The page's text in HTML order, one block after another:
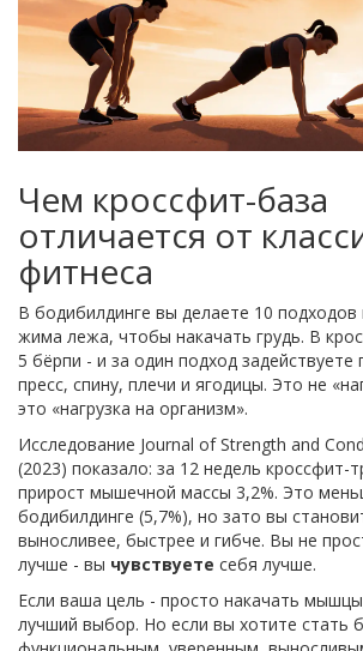
Чем кроссфит-база
отличается от
фитнеса
В бодибилдинге вы делаете 10
жима лежа, чтобы накачать грудь. В
5 бёрпи - и за один подход задействуете
пресс, спину, плечи и ягодицы. Это не
это «нагрузка на организм».
Исследование Journal of Strength and
(2023) показало: за 12 недель кроссфит-
прирост мышечной массы 3,2%. Это
бодибилдинге (5,7%), но зато вы
выносливее, быстрее и гибче. Вы не
лучше - вы чувствуете себя лучше.
Если ваша цель - просто накачать
лучший выбор. Но если вы хотите стать